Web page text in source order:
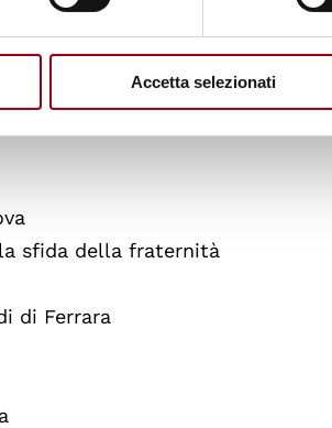
Accetta selezionati
Universitario “Sophia”
sfida della fraternità
di Ferrara